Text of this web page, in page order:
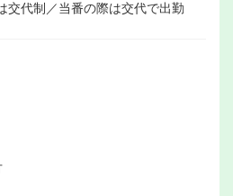
交代制／当番の際は交代で出勤